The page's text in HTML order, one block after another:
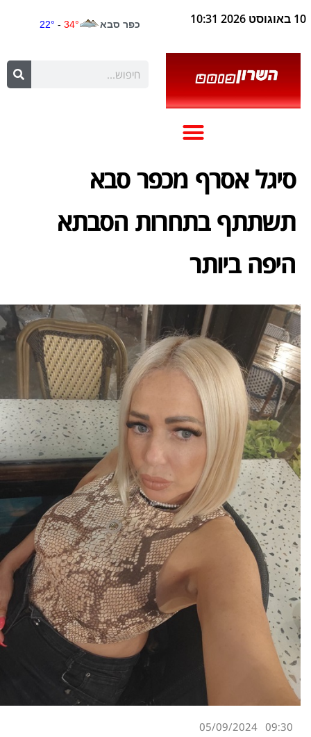
10 באוגוסט 2026 10:31
סיגל אסרף מכפר סבא
תשתתף בתחרות הסבתא
היפה ביותר
09:30
05/09/2024